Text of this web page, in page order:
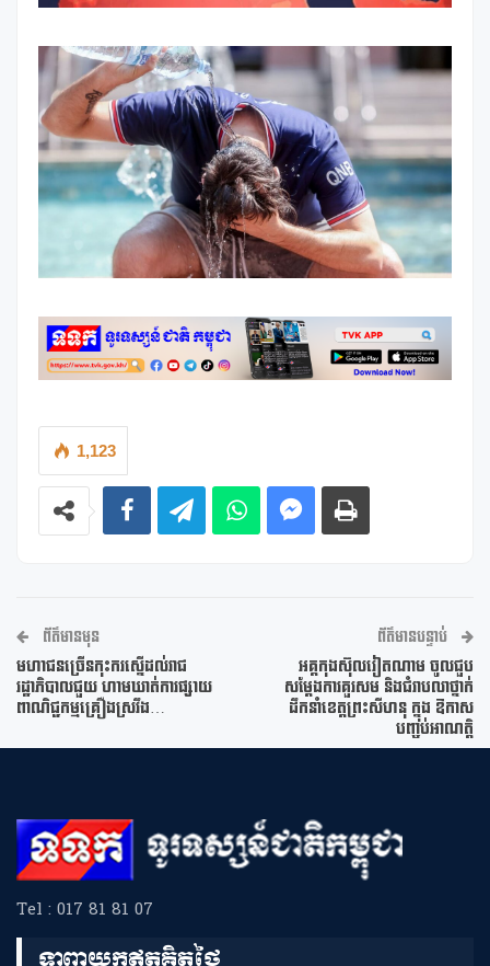
1,123
ព័ត៌មានមុន
មហាជនច្រើនកុះករស្នើដល់រាជ
រដ្ឋាភិបាលជួយ ហាមឃាត់ការផ្សាយ
ពាណិជ្ជកម្មគ្រឿងស្រវឹង…
ព័ត៌មានបន្ទាប់
អគ្គកុងស៊ុលវៀតណាម ចូលជួប
សម្ដែងការគួរសម និងជំរាបលាថ្នាក់
ដឹកនាំខេត្តព្រះសីហនុ ក្នុង ឱកាស
បញ្ចប់អាណត្តិ
Tel : 017 81 81 07